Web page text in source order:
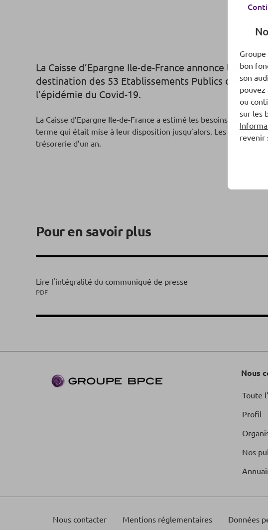
La Caisse d’Epargne Ile-de-France annonce
destination des 53 Etablissements Publics de
l’épidémie du Covid-19.
La Caisse d’Epargne Ile-de-France a estimé les besoins de
terme qui était mise à leur disposition jusqu’alors. Les prêts
trésorerie d’un an.
Pour en savoir plus
Lire l'intégralité du communiqué de presse
PDF
Nous
Toute
Profil
Nos
Nous contacter Mentions réglementaires Données
bon
son
pouvez
ou
sur les
revenir